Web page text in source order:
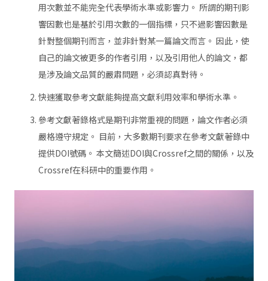
用次數並不能完全代表學術水準或影響力。 所謂的期刊影
響因數也是基於引用次數的一個指標，只不過影響因數是
針對整個期刊而言，並非針對某一篇論文而言。 因此，使
自己的論文被更多的作者引用，以及引用他人的論文，都
是涉及論文品質的嚴肅問題，必須認真對待。
快速獲取參考文獻能夠提高文獻利用效率和學術水準。
參考文獻著錄格式是期刊非常重視的問題，論文作者必須
嚴格遵守規定。 目前，大多數期刊要求在參考文獻著錄中
提供DOI號碼。 本文簡述DOI與Crossref之間的關係，以及
Crossref在科研中的重要作用。